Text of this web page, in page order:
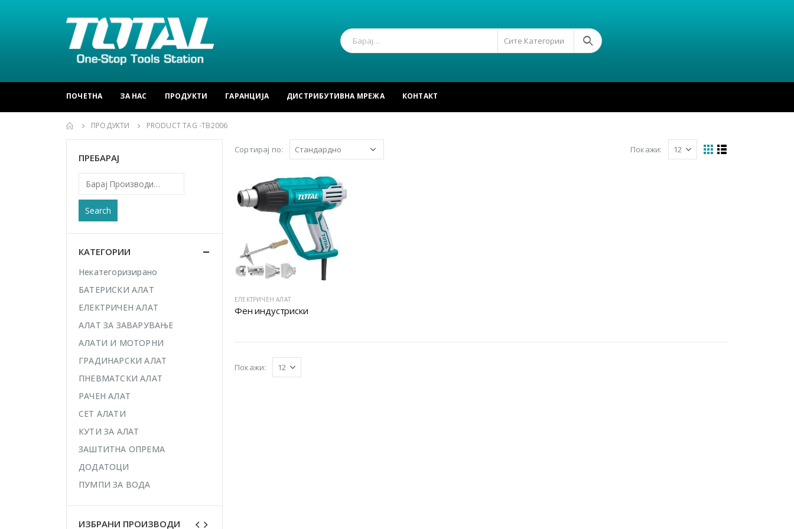
Сите Категории
ПОЧЕТНА ЗА НАС ПРОДУКТИ ГАРАНЦИЈА ДИСТРИБУТИВНА МРЕЖА КОНТАКТ
ПРОДУКТИ PRODUCT TAG -TB2006
Сортирај по: Покажи:
ЕЛЕКТРИЧЕН АЛАТ
Фен индустриски
Покажи:
ПРЕБАРАЈ
Search
КАТЕГОРИИ
Некатегоризирано
БАТЕРИСКИ АЛАТ
ЕЛЕКТРИЧЕН АЛАТ
АЛАТ ЗА ЗАВАРУВАЊЕ
АЛАТИ И МОТОРНИ
ГРАДИНАРСКИ АЛАТ
ПНЕВМАТСКИ АЛАТ
РАЧЕН АЛАТ
СЕТ АЛАТИ
КУТИ ЗА АЛАТ
ЗАШТИТНА ОПРЕМА
ДОДАТОЦИ
ПУМПИ ЗА ВОДА
ИЗБРАНИ ПРОИЗВОДИ